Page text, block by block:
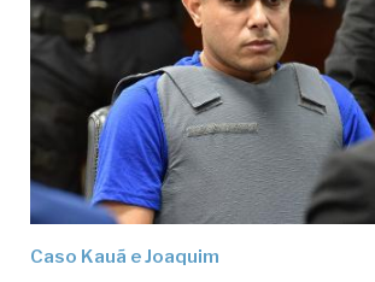
Caso Kauã e Joaquim